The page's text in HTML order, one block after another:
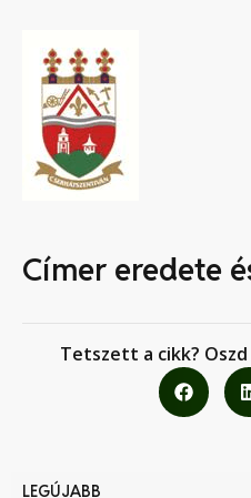
Címer eredete
Tetszett a cikk?
LEGÚJABB